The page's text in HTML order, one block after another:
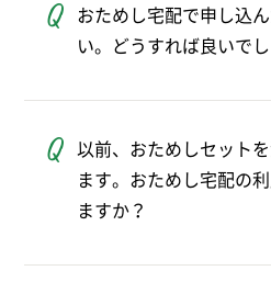
からご利用いただけま
録時におためしセット
ためし宅配の登録解除
です。
おためし宅配で申し込
い。どうすれば良いで
以前、おためしセット
ます。おためし宅配の
ますか？